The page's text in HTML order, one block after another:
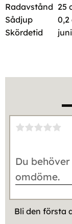
Radavstånd 25
Sådjup
0,2
Skördetid
Bli den första